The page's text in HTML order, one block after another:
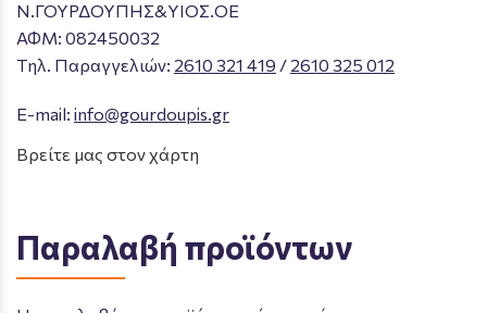
Ν.ΓΟΥΡΔΟΥΠΗΣ&ΥΙΟΣ.ΟΕ
ΑΦΜ: 082450032
Tηλ. Παραγγελιών: 2610 321 419 / 2610 325 012
E-mail: info@gourdoupis.gr
Βρείτε μας στον χάρτη
Παραλαβή προϊόντων